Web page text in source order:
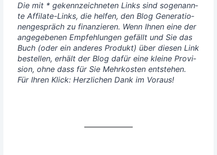
Die mit * gekenn­zeich­ne­ten Links sind soge­nann­
te Affi­la­te-Links, die hel­fen, den Blog Gene­ra­tio­
nen­ge­spräch zu finan­zie­ren. Wenn Ihnen eine der
ange­ge­be­nen Emp­feh­lun­gen gefällt und Sie das
Buch (oder ein ande­res Pro­dukt) über die­sen Link
bestel­len, erhält der Blog dafür eine klei­ne Pro­vi­
si­on, ohne dass für Sie Mehr­kos­ten ent­ste­hen.
Für Ihren Klick: Herz­li­chen Dank im Voraus!